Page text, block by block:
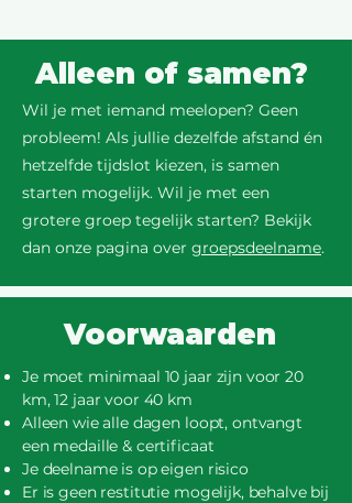
Alleen of samen?
Wil je met iemand meelopen? Geen
probleem! Als jullie dezelfde afstand én
hetzelfde tijdslot kiezen, is samen
starten mogelijk. Wil je met een
grotere groep tegelijk starten? Bekijk
dan onze pagina over groepsdeelname.
Voorwaarden
Je moet minimaal 10 jaar zijn voor 20
km, 12 jaar voor 40 km
Alleen wie alle dagen loopt, ontvangt
een medaille & certificaat
Je deelname is op eigen risico
Er is geen restitutie mogelijk, behalve bij